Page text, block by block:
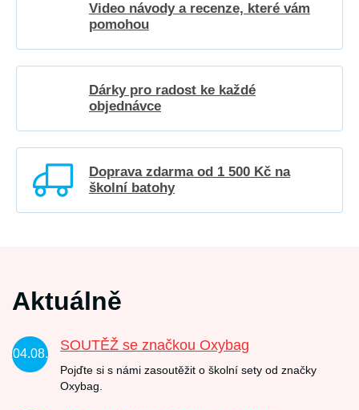
Video návody a recenze, které vám
pomohou
Dárky pro radost ke každé
objednávce
Doprava zdarma od 1 500 Kč na
školní batohy
Aktuálně
04.08.
SOUTĚŽ se značkou Oxybag
Pojďte si s námi zasoutěžit o školní sety od značky
Oxybag.